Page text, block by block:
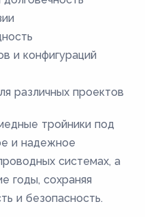
и конфигураций
различных проектов
тройники под
и надежное
системах, а
годы, сохраняя
и безопасность.